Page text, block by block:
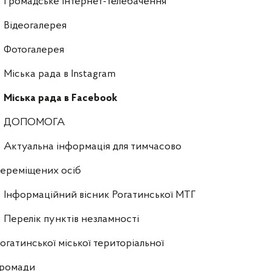
Відеогалерея
Фотогалерея
Міська рада в Instagram
Міська рада в Facebook
ДОПОМОГА
Актуальна інформація для тимчасово
осіб
Інформаційний вісник Рогатинської МТГ
Перелік пунктів незламності
міської територіальної